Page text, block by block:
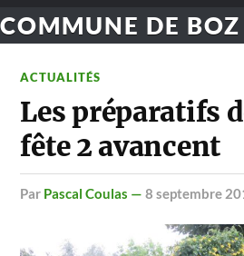
COMMUNE DE BOZ
ACTUALITÉS
Les préparatifs
fête 2 avancent
par Pascal Coulas —8 septembre